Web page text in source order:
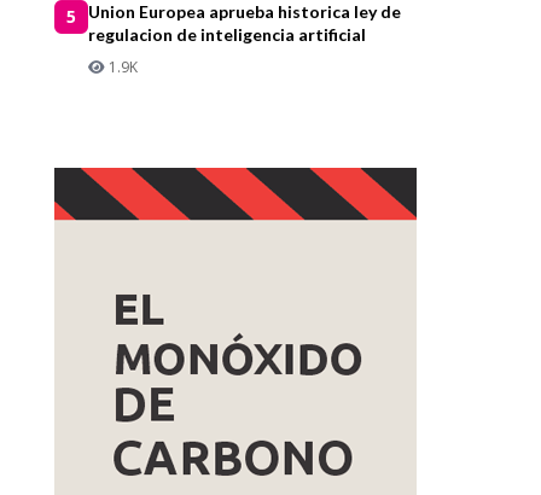
5
Union Europea aprueba historica ley de
regulacion de inteligencia artificial
1.9K